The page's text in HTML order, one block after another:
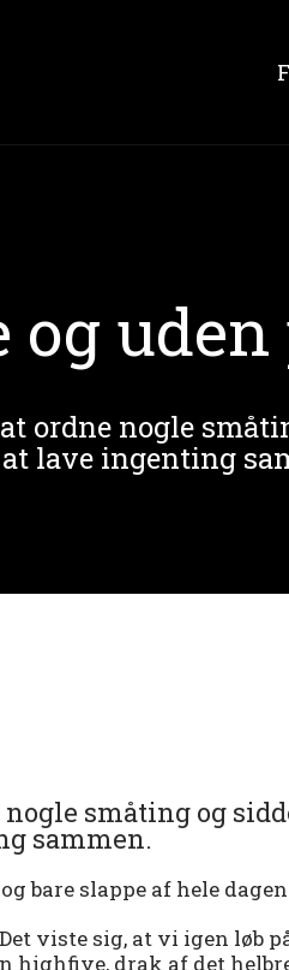
og
ordne nogle
lave ingenting
småting og
sammen.
bare slappe af hele
viste sig, at vi igen løb
highfive, drak af det